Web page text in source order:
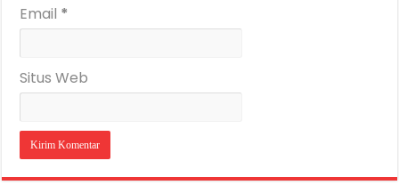
Email *
Situs Web